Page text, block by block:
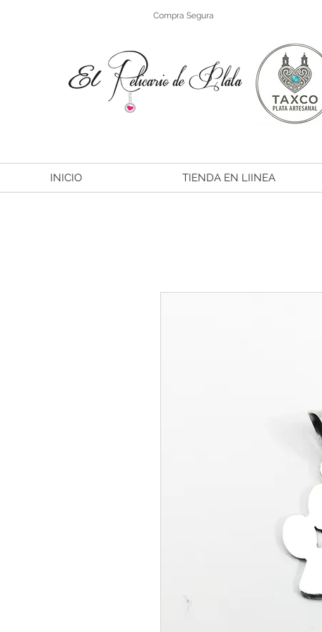
Compra Segura
INICIO TIENDA EN LIINEA